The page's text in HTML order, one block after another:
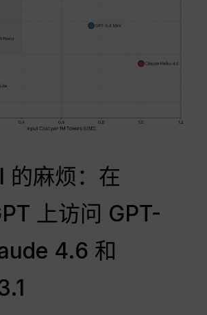
的麻烦：在
上访问 GPT-
4.6 和